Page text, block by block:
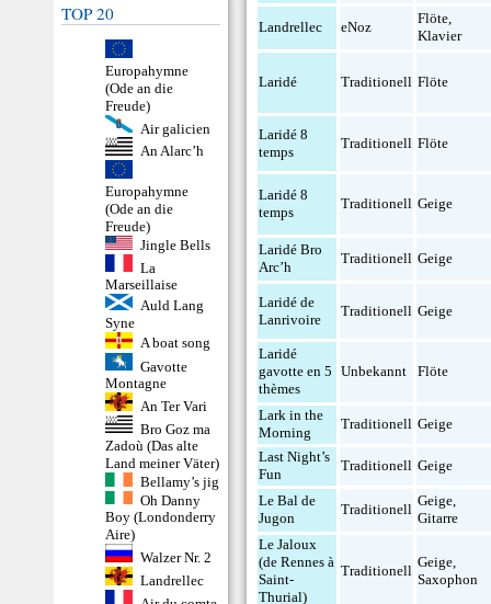
TOP 20
Europahymne
(Ode an die
Freude)
Air galicien
An Alarc’h
Europahymne
(Ode an die
Freude)
Jingle Bells
La
Marseillaise
Auld Lang
Syne
A boat song
Gavotte
Montagne
An Ter Vari
Bro Goz ma
Zadoù (Das alte
Land meiner Väter)
Bellamy’s jig
Oh Danny
Boy (Londonderry
Aire)
Walzer Nr. 2
Landrellec
Landrellec eNoz
Flöte,
Klavier
Laridé Traditionell Flöte
Laridé 8
temps
Traditionell Flöte
Laridé 8
temps
Traditionell Geige
Laridé Bro
Arc’h
Traditionell Geige
Laridé de
Lanrivoire
Traditionell Geige
Laridé
gavotte en 5
thèmes
Unbekannt Flöte
Lark in the
Morning
Traditionell Geige
Last Night’s
Fun
Traditionell Geige
Le Bal de
Jugon
Traditionell
Geige,
Gitarre
Le Jaloux
(de Rennes à
Saint-
Thurial)
Traditionell
Geige,
Saxophon